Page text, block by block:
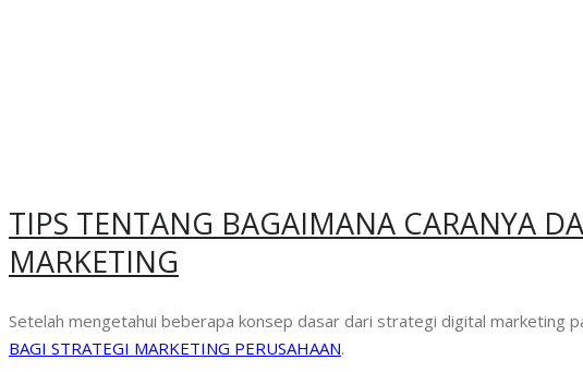
TIPS TENTANG BAGAIMANA CARANYA
MARKETING
Setelah mengetahui beberapa konsep dasar dari strategi digital marketing
BAGI STRATEGI MARKETING PERUSAHAAN.